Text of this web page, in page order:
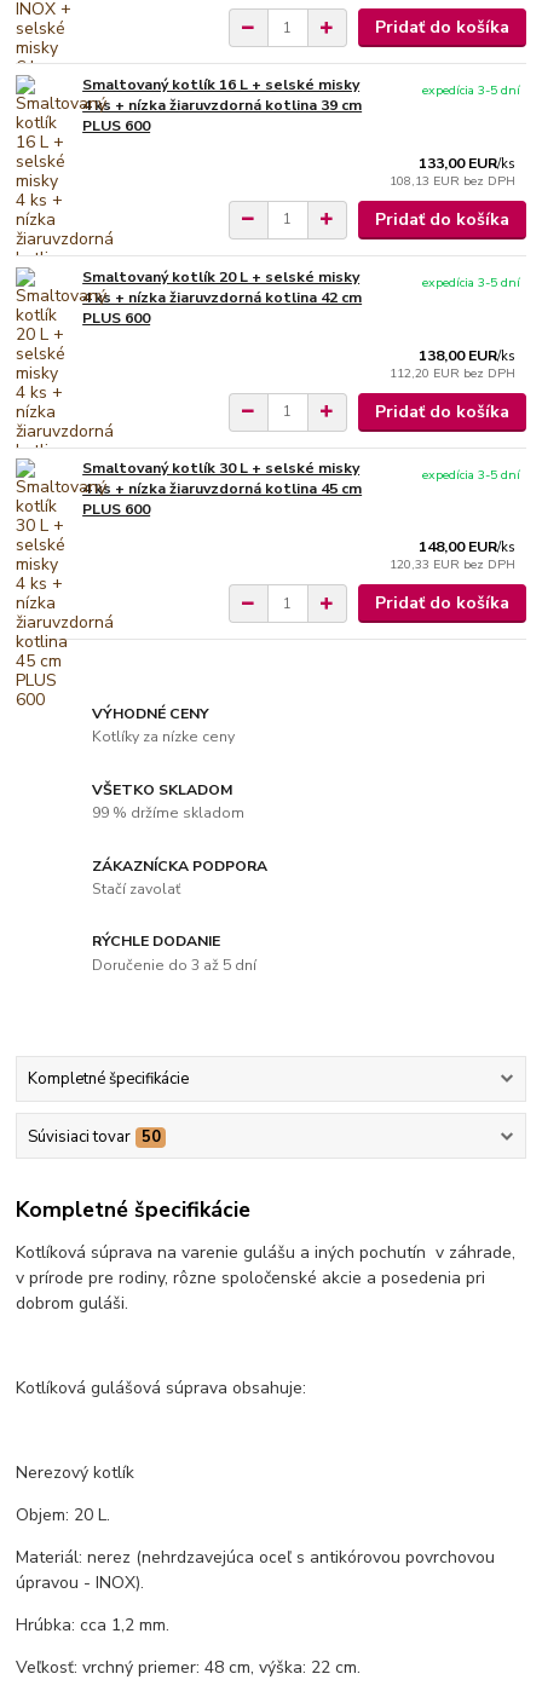
Pridať do košíka
Smaltovaný kotlík 16 L + selské misky
4 ks + nízka žiaruvzdorná kotlina 39 cm
PLUS 600
133,00 EUR/ks
108,13 EUR bez DPH
expedícia 3-5 dní
Pridať do košíka
Smaltovaný kotlík 20 L + selské misky
4 ks + nízka žiaruvzdorná kotlina 42 cm
PLUS 600
138,00 EUR/ks
112,20 EUR bez DPH
expedícia 3-5 dní
Pridať do košíka
Smaltovaný kotlík 30 L + selské misky
4 ks + nízka žiaruvzdorná kotlina 45 cm
PLUS 600
148,00 EUR/ks
120,33 EUR bez DPH
expedícia 3-5 dní
Pridať do košíka
VÝHODNÉ CENY
Kotlíky za nízke ceny
VŠETKO SKLADOM
99 % držíme skladom
ZÁKAZNÍCKA PODPORA
Stačí zavolať
RÝCHLE DODANIE
Doručenie do 3 až 5 dní
Kompletné špecifikácie
Súvisiaci tovar 50
Kompletné špecifikácie
Kotlíková súprava na varenie gulášu a iných pochutín v záhrade,
v prírode pre rodiny, rôzne spoločenské akcie a posedenia pri
dobrom guláši.
Kotlíková gulášová súprava obsahuje:
Nerezový kotlík
Objem: 20 L.
Materiál: nerez (nehrdzavejúca oceľ s antikórovou povrchovou
úpravou - INOX).
Hrúbka: cca 1,2 mm.
Veľkosť: vrchný priemer: 48 cm, výška: 22 cm.